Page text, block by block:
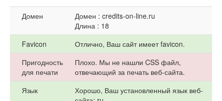
Домен
Домен : credits-on-line.ru
Длина : 18
Favicon
Отлично, Ваш сайт имеет favicon.
Пригодность
для печати
Плохо. Мы не нашли CSS файл,
отвечающий за печать веб-сайта.
Язык
Хорошо, Ваш установленный язык веб-